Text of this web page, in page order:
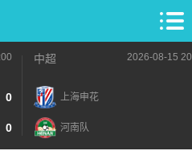
0
0
中超 2026-08-15
上海申花
河南队